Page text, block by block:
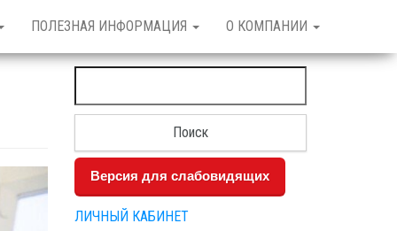
ПОЛЕЗНАЯ ИНФОРМАЦИЯ О КОМПАНИИ
Версия для слабовидящих
ЛИЧНЫЙ КАБИНЕТ